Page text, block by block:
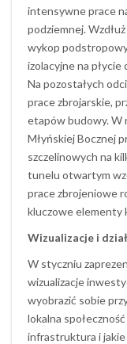
intensywne prace
podziemnej.
wykop
izolacyjne na
Na pozostałych
prace zbrojarskie,
etapów budowy. W
Młyńskiej Bocznej
szczelinowych na
tunelu otwartym
prace zbrojeniowe
kluczowe elementy
Wizualizacje i
W styczniu
wizualizacje
wyobrazić sobie
lokalna
infrastruktura i